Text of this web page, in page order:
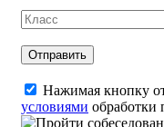
Нажимая кнопку
условиями обработки